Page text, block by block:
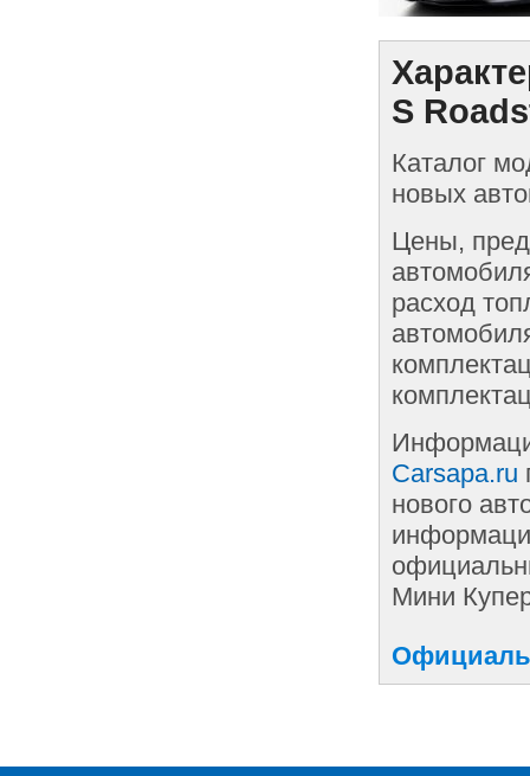
S
Каталог
новых
Цены,
расход
Carsapa.ru
нового
Мини